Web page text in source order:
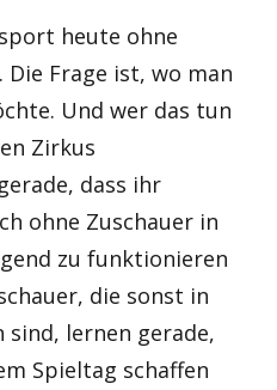
heute ohne
Frage ist, wo man
Und wer das tun
Zirkus
dass ihr
ohne Zuschauer in
zu funktionieren
die sonst in
sind, lernen gerade,
Spieltag schaffen